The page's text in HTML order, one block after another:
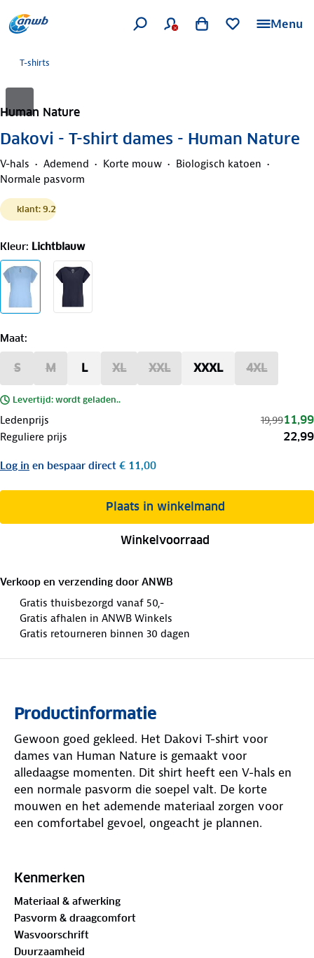
Menu
T-shirts
Human Nature
Dakovi - T-shirt dames - Human Nature
V-hals Ademend Korte mouw
Biologisch katoen
Normale pasvorm
klant: 9.2
Kleur: Lichtblauw
Maat:
S M L XL XXL XXXL 4XL
Levertijd: wordt geladen..
Ledenprijs 19,9911,99
Reguliere prijs 22,99
Log in en bespaar direct € 11,00
Plaats in winkelmand
Winkelvoorraad
Verkoop en verzending door ANWB
Gratis thuisbezorgd vanaf 50,-
Gratis afhalen in ANWB Winkels
Gratis retourneren binnen 30 dagen
Productinformatie
Gewoon goed gekleed. Het Dakovi T-shirt voor
dames van Human Nature is gemaakt voor
alledaagse momenten. Dit shirt heeft een V-hals en
een normale pasvorm die soepel valt. De korte
mouwen en het ademende materiaal zorgen voor
een comfortabel gevoel, ongeacht je plannen.
makkelijk te combineren met andere
aangenaam aan. Dit is hét damesshirt dat je keer op
keer graag aantrekt.
Kenmerken
Materiaal & afwerking
Pasvorm & draagcomfort
Wasvoorschrift
Duurzaamheid